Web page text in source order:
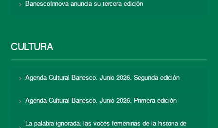
BanescoInnova anuncia su tercera edición
CULTURA
Agenda Cultural Banesco. Junio 2026. Segunda edición
Agenda Cultural Banesco. Junio 2026. Primera edición
La palabra ignorada: las voces femeninas de la historia de